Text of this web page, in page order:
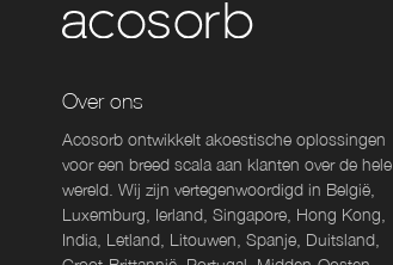
Over ons
Acosorb ontwikkelt akoestische oplossingen
voor een breed scala aan klanten over de hele
wereld. Wij zijn vertegenwoordigd in België,
Luxemburg, Ierland, Singapore, Hong Kong,
India, Letland, Litouwen, Spanje, Duitsland,